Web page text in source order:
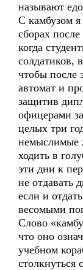
называют
С камбузом
сборах
когда
солдатиков,
чтобы после
автомат и
защитив
офицерами
целых три
немыслимые
ходить в
эти дни к
не отдавать
если и
весомыми
Слово
что оно
учебном
столкнуться